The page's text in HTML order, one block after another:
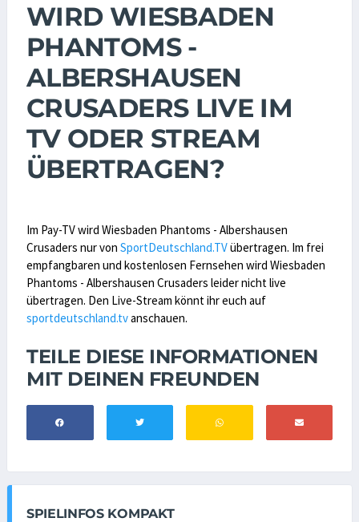
WIRD WIESBADEN
PHANTOMS -
ALBERSHAUSEN
CRUSADERS LIVE IM
TV ODER STREAM
ÜBERTRAGEN?
Im Pay-TV wird Wiesbaden Phantoms - Albershausen
Crusaders nur von SportDeutschland.TVübertragen. Im frei
empfangbaren und kostenlosen Fernsehen wird Wiesbaden
Phantoms - Albershausen Crusaders leider nicht live
übertragen. Den Live-Stream könnt ihr euch auf
sportdeutschland.tvanschauen.
TEILE DIESE INFORMATIONEN
MIT DEINEN FREUNDEN
SPIELINFOS KOMPAKT